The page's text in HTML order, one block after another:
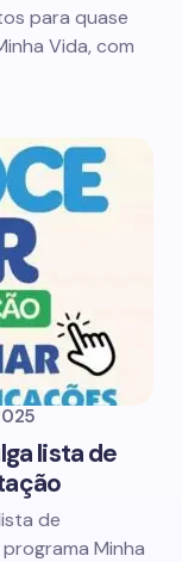
para quase
Vida, com
lista de
de
Minha